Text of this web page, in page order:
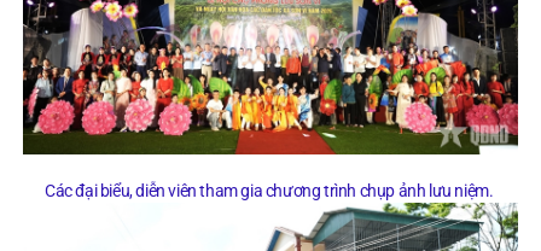
Các đại biểu, diễn viên tham gia chương trình chụp ảnh lưu niệm.